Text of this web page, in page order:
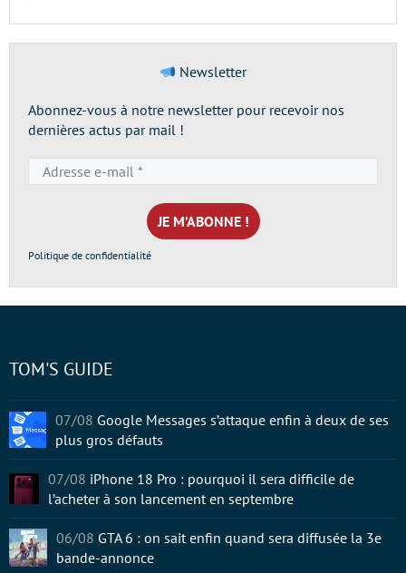
Newsletter
Abonnez-vous à notre newsletter pour recevoir nos
dernières actus par mail !
e-
mail
*
Politique de confidentialité
TOM'S GUIDE
07/08 Google Messages s’attaque enfin à deux de ses
plus gros défauts
07/08 iPhone 18 Pro : pourquoi il sera difficile de
l’acheter à son lancement en septembre
06/08 GTA 6 : on sait enfin quand sera diffusée la 3e
bande-annonce